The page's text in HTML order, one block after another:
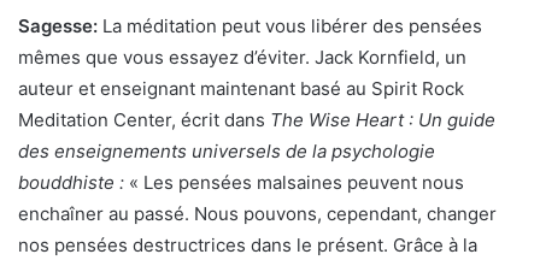
Sagesse: La méditation peut vous libérer des pensées
mêmes que vous essayez d’éviter. Jack Kornfield, un
auteur et enseignant maintenant basé au Spirit Rock
Meditation Center, écrit dans The Wise Heart : Un guide
des enseignements universels de la psychologie
bouddhiste : « Les pensées malsaines peuvent nous
enchaîner au passé. Nous pouvons, cependant, changer
nos pensées destructrices dans le présent. Grâce à la